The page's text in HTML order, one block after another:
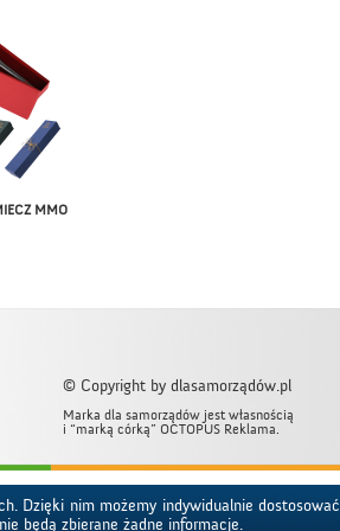
MMO
© Copyright by dlasamorządów.pl
Marka dla samorządów jest własnością
i “marką córką” OCTOPUS Reklama.
Dzięki nim możemy indywidualnie
będą zbierane żadne informacje.